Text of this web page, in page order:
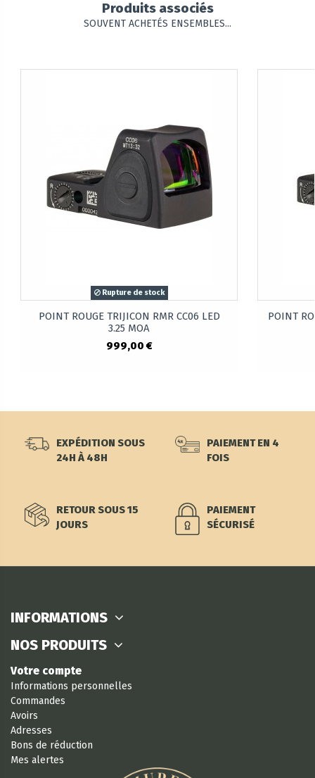
Produits associés
SOUVENT ACHETÉS ENSEMBLES...
Rupture de stock
POINT ROUGE TRIJICON RMR CC06 LED
3.25 MOA
999,00 €
POINT
EXPÉDITION SOUS
24H À 48H
PAIEMENT EN 4
FOIS
RETOUR SOUS 15
JOURS
PAIEMENT
SÉCURISÉ
INFORMATIONS
NOS PRODUITS
Votre compte
Informations personnelles
Commandes
Avoirs
Adresses
Bons de réduction
Mes alertes